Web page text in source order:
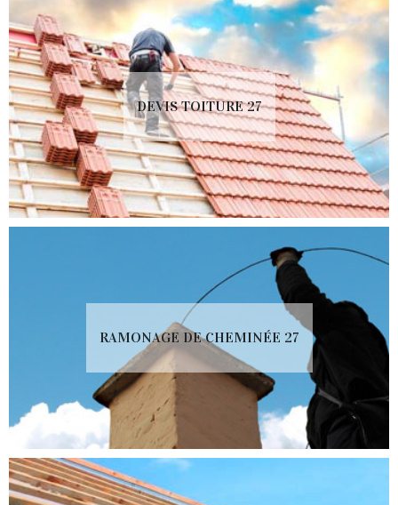
DEVIS TOITURE 27
RAMONAGE DE CHEMINÉE 27